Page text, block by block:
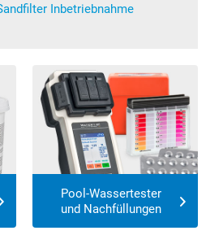
Inbetriebnahme
Pool-Wassertester
und Nachfüllungen